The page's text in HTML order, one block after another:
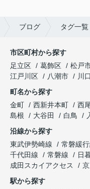
ブログ タグ一覧
市区町村から探す
足立区
葛飾区 松戸
江戸川区
八潮市 川
町名から探す
金町
西新井本町 西
島根
大谷田 白鳥
沿線から探す
東武伊勢崎線
常磐緩
千代田線
常磐線 日
成田スカイアクセス
駅から探す